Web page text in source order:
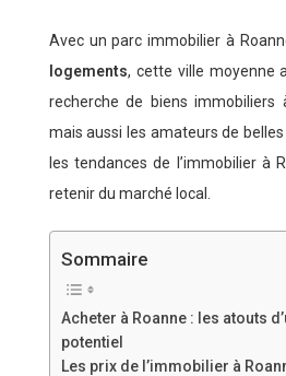
Avec un parc immobilier à
logements, cette ville moyenne
recherche de biens immobiliers
mais aussi les amateurs de
les tendances de l’immobilier à
retenir du marché local.
Sommaire
Acheter à Roanne : les atouts
potentiel
Les prix de l’immobilier à